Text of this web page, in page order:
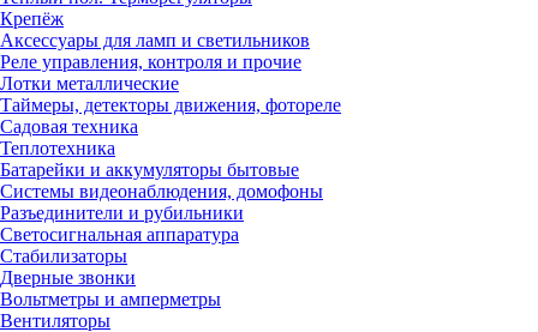
Крепёж
Аксессуары для ламп и светильников
Реле управления, контроля и прочие
Лотки металлические
Таймеры, детекторы движения, фотореле
Садовая техника
Теплотехника
Батарейки и аккумуляторы бытовые
Системы видеонаблюдения, домофоны
Разъединители и рубильники
Светосигнальная аппаратура
Стабилизаторы
Дверные звонки
Вольтметры и амперметры
Вентиляторы